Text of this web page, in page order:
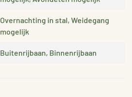
Overnachting in stal, Weidegang
mogelijk
Buitenrijbaan, Binnenrijbaan